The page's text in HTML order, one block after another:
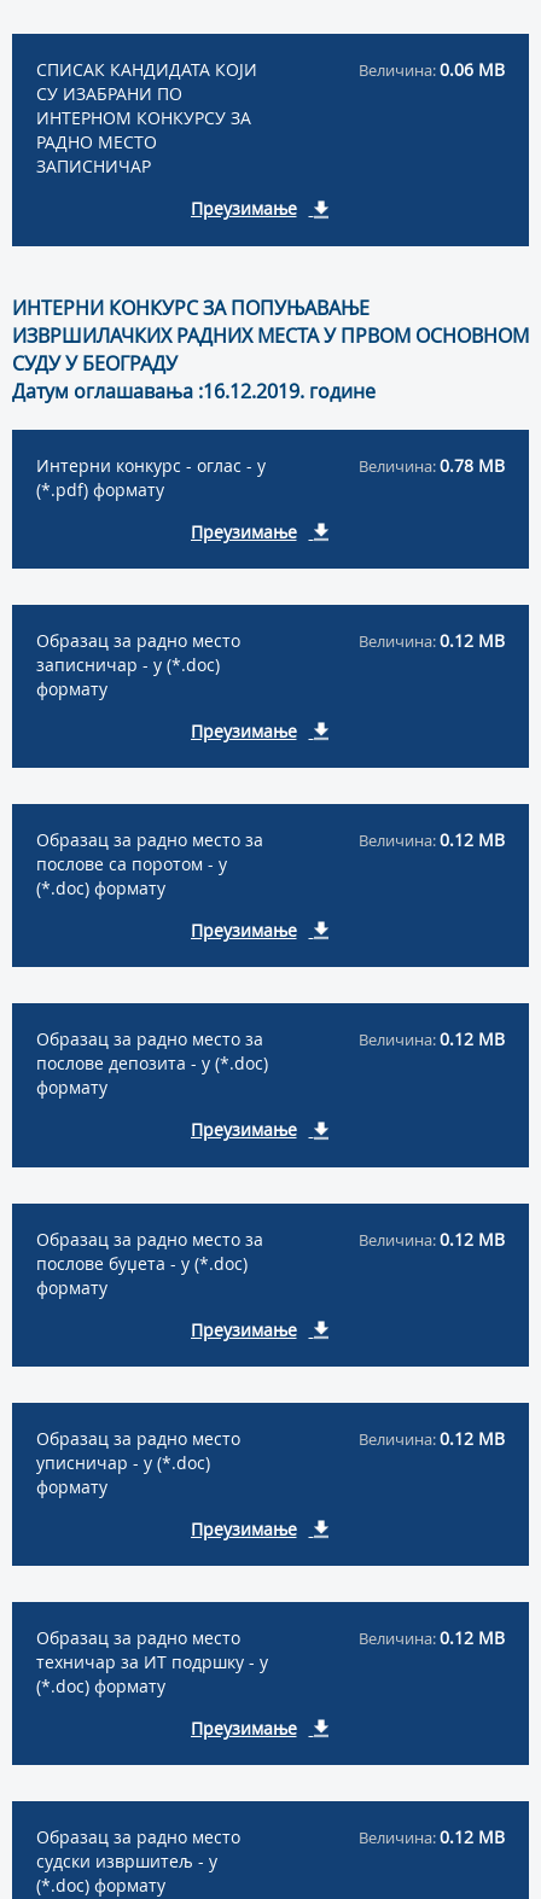
СПИСАК КАНДИДАТА КОЈИ
СУ ИЗАБРАНИ ПО
ИНТЕРНОМ КОНКУРСУ ЗА
РАДНО МЕСТО
ЗАПИСНИЧАР
Величина:0.06 MB
Преузимање
ИНТЕРНИ КОНКУРС ЗА ПОПУЊАВАЊЕ
ИЗВРШИЛАЧКИХ РАДНИХ МЕСТА У ПРВОМ ОСНОВНОМ
СУДУ У БЕОГРАДУ
Датум оглашавања :16.12.2019. године
Интерни конкурс - оглас - у
(*.pdf) формату
Величина:0.78 MB
Преузимање
Образац за радно место
записничар - у (*.doc)
формату
Величина:0.12 MB
Преузимање
Образац за радно место за
послове са поротом - у
(*.doc) формату
Величина:0.12 MB
Преузимање
Образац за радно место за
послове депозита - у (*.doc)
формату
Величина:0.12 MB
Преузимање
Образац за радно место за
послове буџета - у (*.doc)
формату
Величина:0.12 MB
Преузимање
Образац за радно место
уписничар - у (*.doc)
формату
Величина:0.12 MB
Преузимање
Образац за радно место
техничар за ИТ подршку - у
(*.doc) формату
Величина:0.12 MB
Преузимање
Образац за радно место
судски извршитељ - у
(*.doc) формату
Величина:0.12 MB